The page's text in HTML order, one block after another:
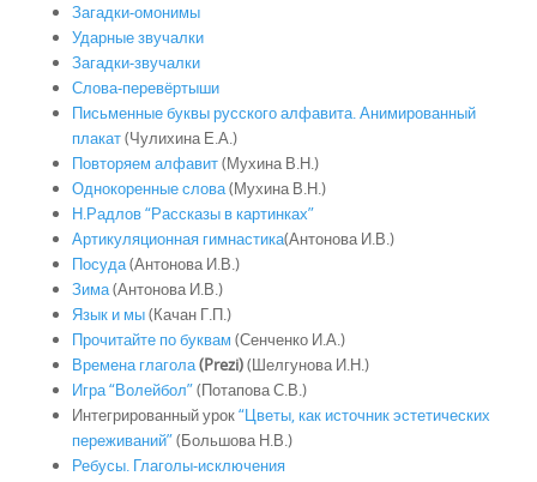
Загадки-омонимы
Ударные звучалки
Загадки-звучалки
Слова-перевёртыши
Письменные буквы русского алфавита. Анимированный
плакат(Чулихина Е.А.)
Повторяем алфавит(Мухина В.Н.)
Однокоренные слова(Мухина В.Н.)
Н.Радлов “Рассказы в картинках”
Артикуляционная гимнастика(Антонова И.В.)
Посуда(Антонова И.В.)
Зима(Антонова И.В.)
Язык и мы(Качан Г.П.)
Прочитайте по буквам (Сенченко И.А.)
Времена глагола(Prezi)(Шелгунова И.Н.)
Игра “Волейбол”(Потапова С.В.)
Интегрированный урок“Цветы, как источник эстетических
переживаний”(Большова Н.В.)
Ребусы. Глаголы-исключения